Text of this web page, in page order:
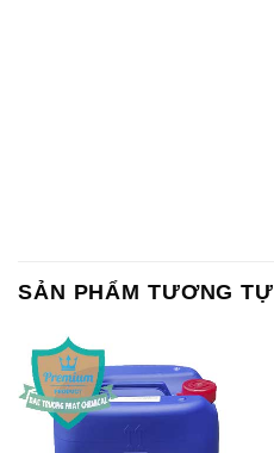
SẢN PHẨM TƯƠNG TỰ